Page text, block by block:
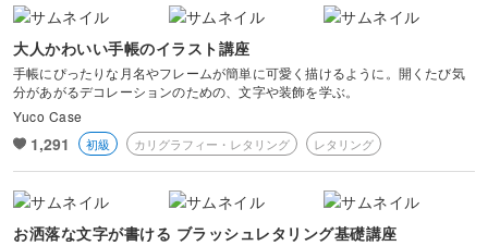
カメラ基礎
大人かわいい手帳のイラスト講座
手帳にぴったりな月名やフレームが簡単に可愛く描けるように。開くたび気
分があがるデコレーションのための、文字や装飾を学ぶ。
Yuco Case
1,291 初級 カリグラフィー・レタリング レタリング
お洒落な文字が書ける ブラッシュレタリング基礎講座